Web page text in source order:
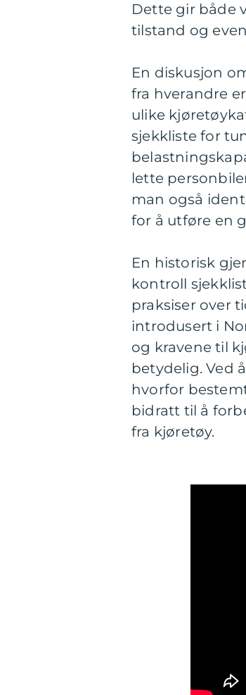
Dette gir både
tilstand og
En diskusjon
fra hverandre
ulike
sjekkliste for
lette
man også
for å utføre en
En historisk
kontroll
praksiser over
introdusert i
og kravene til
betydelig. Ved
hvorfor
bidratt til å
fra kjøretøy.